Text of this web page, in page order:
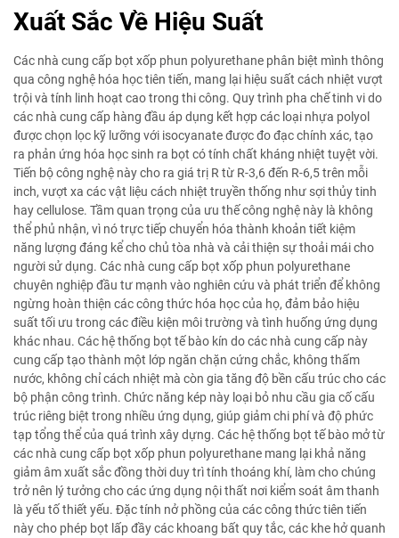
Xuất Sắc Về Hiệu Suất
Các nhà cung cấp bọt xốp phun polyurethane phân biệt mình thông
qua công nghệ hóa học tiên tiến, mang lại hiệu suất cách nhiệt vượt
trội và tính linh hoạt cao trong thi công. Quy trình pha chế tinh vi do
các nhà cung cấp hàng đầu áp dụng kết hợp các loại nhựa polyol
được chọn lọc kỹ lưỡng với isocyanate được đo đạc chính xác, tạo
ra phản ứng hóa học sinh ra bọt có tính chất kháng nhiệt tuyệt vời.
Tiến bộ công nghệ này cho ra giá trị R từ R-3,6 đến R-6,5 trên mỗi
inch, vượt xa các vật liệu cách nhiệt truyền thống như sợi thủy tinh
hay cellulose. Tầm quan trọng của ưu thế công nghệ này là không
thể phủ nhận, vì nó trực tiếp chuyển hóa thành khoản tiết kiệm
năng lượng đáng kể cho chủ tòa nhà và cải thiện sự thoải mái cho
người sử dụng. Các nhà cung cấp bọt xốp phun polyurethane
chuyên nghiệp đầu tư mạnh vào nghiên cứu và phát triển để không
ngừng hoàn thiện các công thức hóa học của họ, đảm bảo hiệu
suất tối ưu trong các điều kiện môi trường và tình huống ứng dụng
khác nhau. Các hệ thống bọt tế bào kín do các nhà cung cấp này
cung cấp tạo thành một lớp ngăn chặn cứng chắc, không thấm
nước, không chỉ cách nhiệt mà còn gia tăng độ bền cấu trúc cho các
bộ phận công trình. Chức năng kép này loại bỏ nhu cầu gia cố cấu
trúc riêng biệt trong nhiều ứng dụng, giúp giảm chi phí và độ phức
tạp tổng thể của quá trình xây dựng. Các hệ thống bọt tế bào mở từ
các nhà cung cấp bọt xốp phun polyurethane mang lại khả năng
giảm âm xuất sắc đồng thời duy trì tính thoáng khí, làm cho chúng
trở nên lý tưởng cho các ứng dụng nội thất nơi kiểm soát âm thanh
là yếu tố thiết yếu. Đặc tính nở phồng của các công thức tiên tiến
này cho phép bọt lấp đầy các khoang bất quy tắc, các khe hở quanh